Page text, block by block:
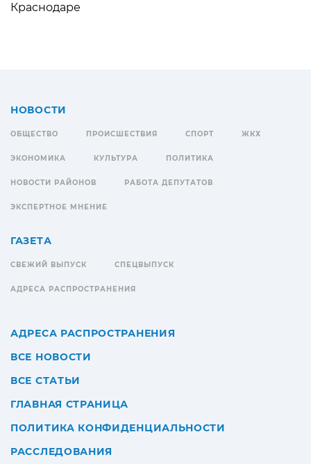
Краснодаре
НОВОСТИ
ОБЩЕСТВО ПРОИСШЕСТВИЯ СПОРТ ЖКХ
ЭКОНОМИКА КУЛЬТУРА ПОЛИТИКА
НОВОСТИ РАЙОНОВ РАБОТА ДЕПУТАТОВ
ЭКСПЕРТНОЕ МНЕНИЕ
ГАЗЕТА
СВЕЖИЙ ВЫПУСК СПЕЦВЫПУСК
АДРЕСА РАСПРОСТРАНЕНИЯ
АДРЕСА РАСПРОСТРАНЕНИЯ
ВСЕ НОВОСТИ
ВСЕ СТАТЬИ
ГЛАВНАЯ СТРАНИЦА
ПОЛИТИКА КОНФИДЕНЦИАЛЬНОСТИ
РАССЛЕДОВАНИЯ